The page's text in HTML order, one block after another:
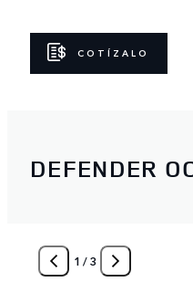
COTÍZALO
DEFENDER
1 /3